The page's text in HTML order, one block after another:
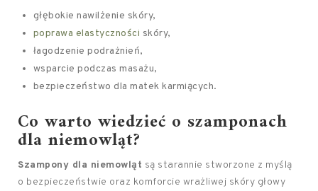
głębokie nawilżenie skóry,
poprawa elastyczności skóry,
łagodzenie podrażnień,
wsparcie podczas masażu,
bezpieczeństwo dla matek karmiących.
Co warto wiedzieć o szamponach
dla niemowląt?
Szampony dla niemowląt są starannie stworzone z myślą
o bezpieczeństwie oraz komforcie wrażliwej skóry głowy